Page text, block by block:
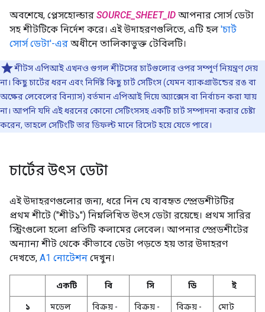
অবশেষে, প্লেসহোল্ডার SOURCE_SHEET_ID আপনার সোর্স ডেটা
সহ শীটটিকে নির্দেশ করে। এই উদাহরণগুলিতে, এটি হল 'চার্ট
সোর্স ডেটা'-এর অধীনে তালিকাভুক্ত টেবিলটি।
শীটস এপিআই এখনও গুগল শীটসের চার্টগুলোর ওপর সম্পূর্ণ নিয়ন্ত্রণ দেয়
না। কিছু চার্টের ধরন এবং নির্দিষ্ট কিছু চার্ট সেটিংস (যেমন ব্যাকগ্রাউন্ডের রঙ বা
অক্ষের লেবেলের বিন্যাস) বর্তমান এপিআই দিয়ে অ্যাক্সেস বা নির্বাচন করা যায়
না। আপনি যদি এই ধরনের কোনো সেটিংসসহ একটি চার্ট সম্পাদনা করার চেষ্টা
করেন, তাহলে সেটিংটি তার ডিফল্ট মানে রিসেট হয়ে যেতে পারে।
চার্টের উৎস ডেটা
এই উদাহরণগুলোর জন্য, ধরে নিন যে ব্যবহৃত স্প্রেডশীটটির
প্রথম শীটে ("শীট১") নিম্নলিখিত উৎস ডেটা রয়েছে। প্রথম সারির
স্ট্রিংগুলো হলো প্রতিটি কলামের লেবেল। আপনার স্প্রেডশীটের
অন্যান্য শীট থেকে কীভাবে ডেটা পড়তে হয় তার উদাহরণ
দেখতে, A1 নোটেশন দেখুন।
একটি বি সি ডি ই
১
মডেল
বিক্রয় -
বিক্রয় -
বিক্রয় -
মোট